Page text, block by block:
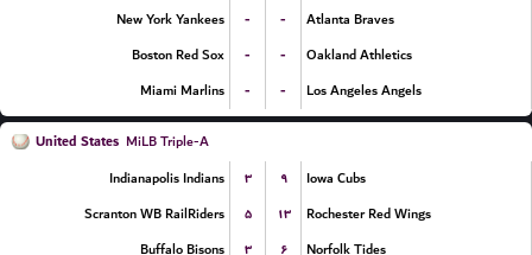
New York Yankees
- -
Atlanta Braves
Boston Red Sox
- -
Oakland Athletics
Miami Marlins
- - Los Angeles Angels
United States MiLB Triple-A
Indianapolis Indians
۳ ۹
Iowa Cubs
Scranton WB RailRiders
۵ ۱۳
Rochester Red Wings
Buffalo Bisons
۳ ۶
Norfolk Tides